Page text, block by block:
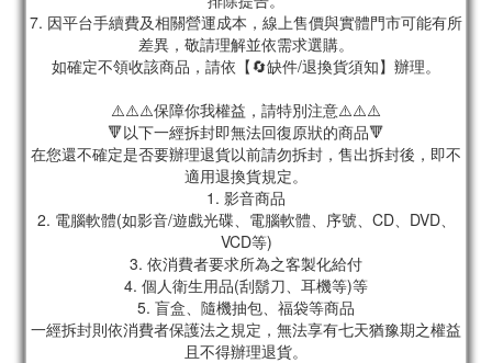
7. 因平台手續費及相關營運成本，線上售價與實體門市可能有所
差異，敬請理解並依需求選購。
如確定不領收該商品，請依【🔄缺件/退換貨須知】辦理。
⚠️⚠️⚠️保障你我權益，請特別注意⚠️⚠️⚠️
🔻以下一經拆封即無法回復原狀的商品🔻
在您還不確定是否要辦理退貨以前請勿拆封，售出拆封後，即不
適用退換貨規定。
1. 影音商品
2. 電腦軟體(如影音/遊戲光碟、電腦軟體、序號、CD、DVD、
VCD等)
3. 依消費者要求所為之客製化給付
4. 個人衛生用品(刮鬍刀、耳機等)等
5. 盲盒、隨機抽包、福袋等商品
一經拆封則依消費者保護法之規定，無法享有七天猶豫期之權益
且不得辦理退貨。